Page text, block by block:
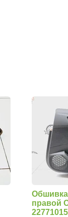
правой
22771015